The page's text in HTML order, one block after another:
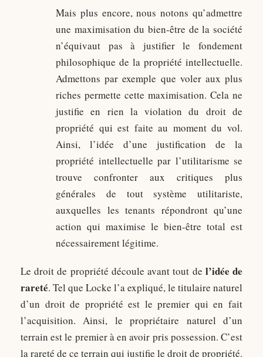
Mais plus encore, nous notons qu’admettre
une maximisation du bien-être de la société
n’équivaut pas à justifier le fondement
philosophique de la propriété intellectuelle.
Admettons par exemple que voler aux plus
riches permette cette maximisation. Cela ne
justifie en rien la violation du droit de
propriété qui est faite au moment du vol.
Ainsi, l’idée d’une justification de la
propriété intellectuelle par l’utilitarisme se
trouve confronter aux critiques plus
générales de tout système utilitariste,
auxquelles les tenants répondront qu’une
action qui maximise le bien-être total est
nécessairement légitime.
Le droit de propriété découle avant tout de l’idée de
rareté. Tel que Locke l’a expliqué, le titulaire naturel
d’un droit de propriété est le premier qui en fait
l’acquisition. Ainsi, le propriétaire naturel d’un
terrain est le premier à en avoir pris possession. C’est
la rareté de ce terrain qui justifie le droit de propriété.